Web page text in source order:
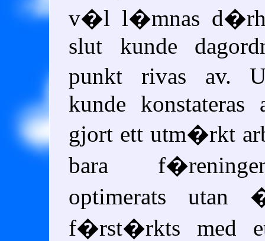
v�l l�mnas
slut kunde
punkt rivas av.
kunde konstateras
gjort ett utm�rkt
bara
optimerats utan
f�rst�rkts med